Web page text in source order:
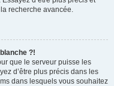
recherche avancée.
?!
que le serveur puisse les
d’être plus précis dans les
dans lesquels vous souhaitez